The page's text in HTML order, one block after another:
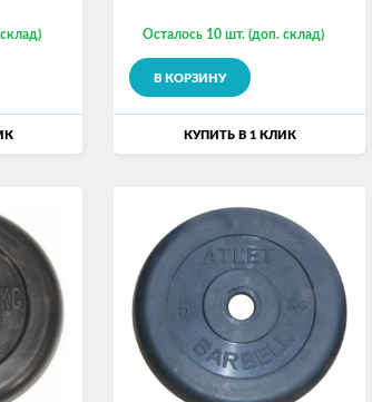
Осталось 10 шт. (доп. склад)
В КОРЗИНУ
КУПИТЬ В 1 КЛИК